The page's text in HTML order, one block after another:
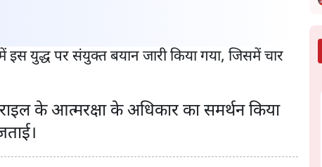
युद्ध पर संयुक्त बयान जारी किया गया, जिसमें चार
के आत्मरक्षा के अधिकार का समर्थन किया